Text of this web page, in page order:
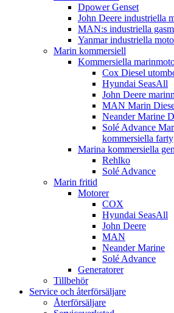
Dpower Genset
John Deere industriella
MAN:s industriella
Yanmar industriella
Marin kommersiell
Kommersiella
Cox Diesel
Hyundai SeasAll
John Deere
MAN Marin
Neander Marine
Solé Advance
kommersiella
Marina kommersiella
Rehlko
Solé Advance
Marin fritid
Motorer
COX
Hyundai SeasAll
John Deere
MAN
Neander Marine
Solé Advance
Generatorer
Tillbehör
Service och återförsäljare
Återförsäljare